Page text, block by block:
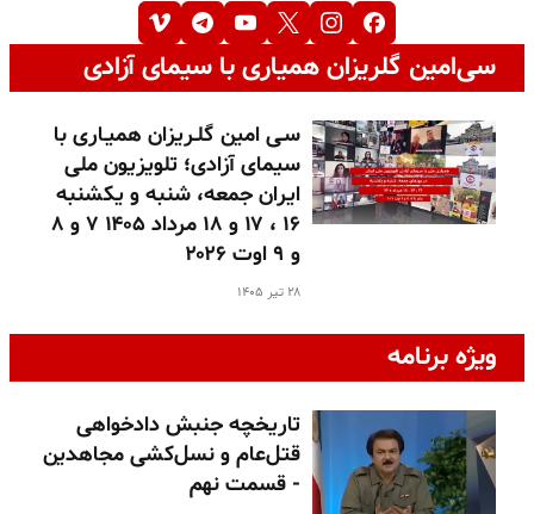
سی‌امین گلریزان همیاری با سیمای آزادی
سـی امین گلـریزان همیـاری با
سیمای آزادی؛ تلویزیون ملی
ایران جمعه، شنبه و یکشنبه
۱۶ ، ۱۷ و ۱۸ مرداد ۱۴۰۵ ۷ و ۸
و ۹ اوت ۲۰۲۶
۲۸ تیر ۱۴۰۵
ویژه برنامه
تاریخچه جنبش دادخواهی
قتل‌عام و نسل‌کشی مجاهدین
- قسمت نهم